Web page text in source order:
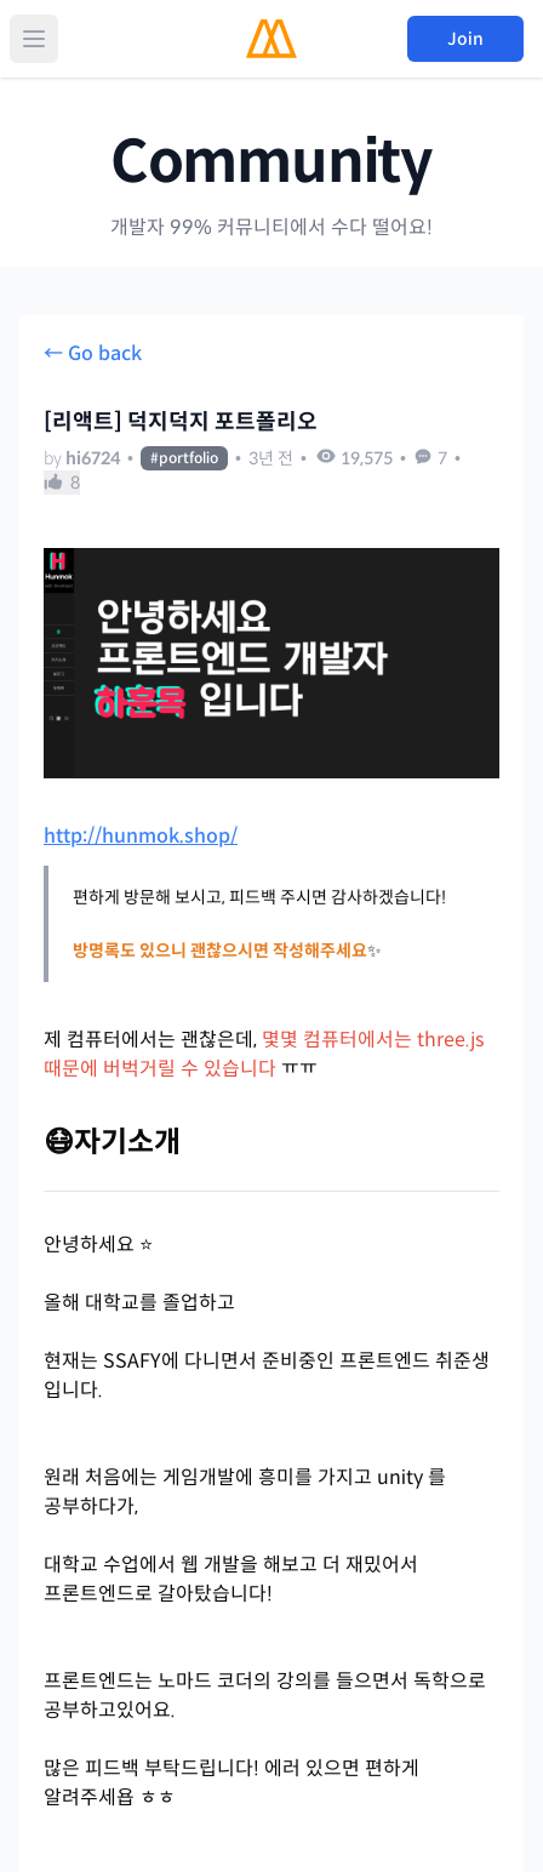
Join
Community
개발자 99% 커뮤니티에서 수다 떨어요!
← Go back
[리액트] 덕지덕지 포트폴리오
by hi6724 • #portfolio • 3년 전 • 19,575 • 7 •
8
http://hunmok.shop/
편하게 방문해 보시고, 피드백 주시면 감사하겠습니다!
방명록도 있으니 괜찮으시면 작성해주세요✨
제 컴퓨터에서는 괜찮은데, 몇몇 컴퓨터에서는 three.js
때문에 버벅거릴 수 있습니다 ㅠㅠ
😷자기소개
안녕하세요 ⭐
올해 대학교를 졸업하고
현재는 SSAFY에 다니면서 준비중인 프론트엔드 취준생
입니다.
원래 처음에는 게임개발에 흥미를 가지고 unity 를
공부하다가,
대학교 수업에서 웹 개발을 해보고 더 재밌어서
프론트엔드로 갈아탔습니다!
프론트엔드는 노마드 코더의 강의를 들으면서 독학으로
공부하고있어요.
많은 피드백 부탁드립니다! 에러 있으면 편하게
알려주세욥 ㅎㅎ